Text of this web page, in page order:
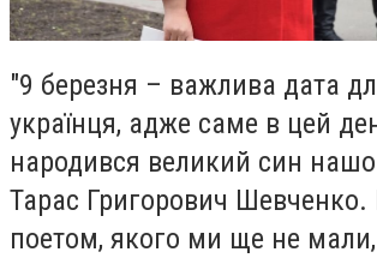
"9 березня – важлива дата
українця, адже саме в цей
народився великий син
Тарас Григорович Шевченко.
поетом, якого ми ще не